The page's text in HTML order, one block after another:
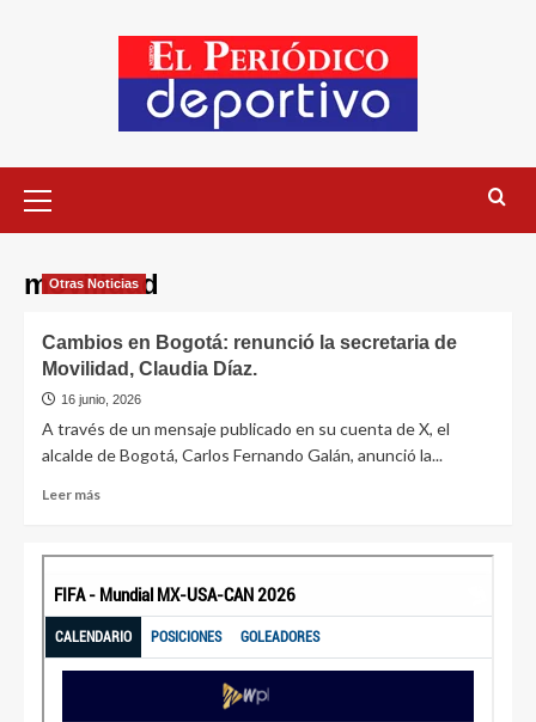
movilidad
Otras Noticias
Cambios en Bogotá: renunció la secretaria de
Movilidad, Claudia Díaz.
16 junio, 2026
A través de un mensaje publicado en su cuenta de X, el
alcalde de Bogotá, Carlos Fernando Galán, anunció la...
Leer más